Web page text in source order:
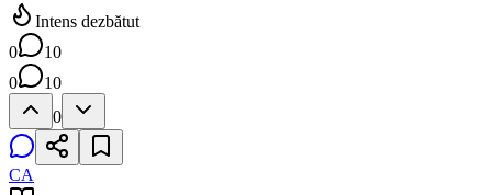
Intens dezbătut
0
10
0
10
0
CA